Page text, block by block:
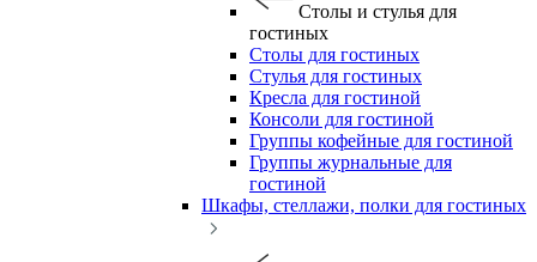
Столы и стулья для
гостиных
Столы для гостиных
Стулья для гостиных
Кресла для гостиной
Консоли для гостиной
Группы кофейные для гостиной
Группы журнальные для
гостиной
Шкафы, стеллажи, полки для гостиных